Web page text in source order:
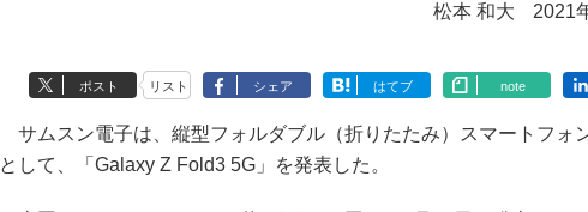
松本 和大 2021
ポスト リスト シェア はてブ note
サムスン電子は、縦型フォルダブル（折りたたみ）スマートフォ
として、「Galaxy Z Fold3 5G」を発表した。